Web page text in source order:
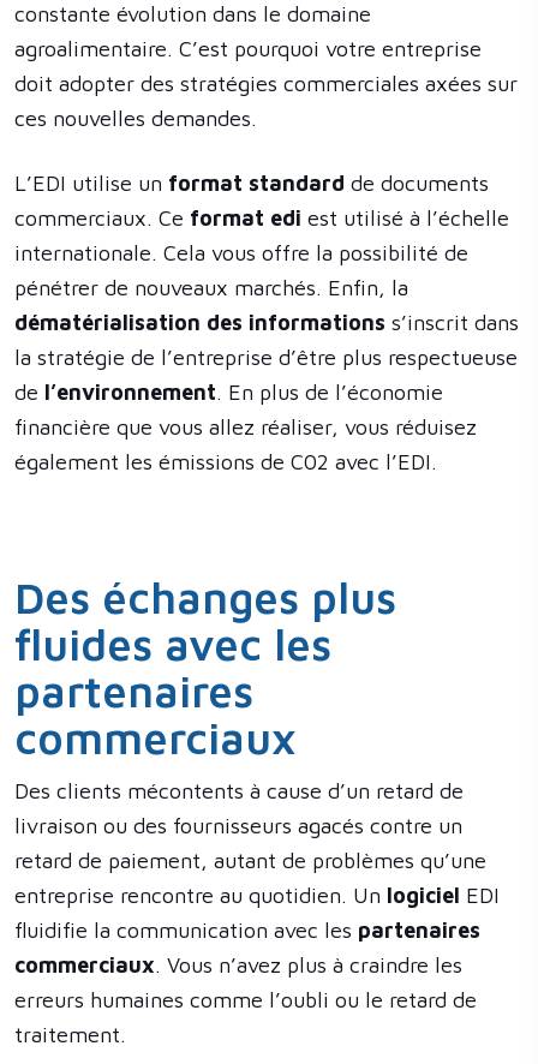
constante évolution dans le domaine
agroalimentaire. C’est pourquoi votre entreprise
doit adopter des stratégies commerciales axées sur
ces nouvelles demandes.
L’EDI utilise un format standard de documents
commerciaux. Ce format edi est utilisé à l’échelle
internationale. Cela vous offre la possibilité de
pénétrer de nouveaux marchés. Enfin, la
dématérialisation des informations s’inscrit dans
la stratégie de l’entreprise d’être plus respectueuse
de l’environnement. En plus de l’économie
financière que vous allez réaliser, vous réduisez
également les émissions de C02 avec l’EDI.
Des échanges plus
fluides avec les
partenaires
commerciaux
Des clients mécontents à cause d’un retard de
livraison ou des fournisseurs agacés contre un
retard de paiement, autant de problèmes qu’une
entreprise rencontre au quotidien. Un logiciel EDI
fluidifie la communication avec les partenaires
commerciaux. Vous n’avez plus à craindre les
erreurs humaines comme l’oubli ou le retard de
traitement.